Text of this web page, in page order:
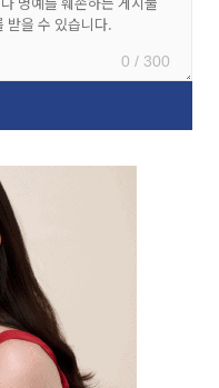
0 / 300